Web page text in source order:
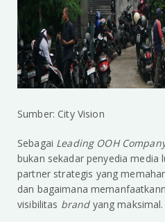
Sumber: City Vision
Sebagai Leading OOH
bukan sekadar penyedia media
partner strategis yang
dan bagaimana
visibilitas brand yang maksimal.